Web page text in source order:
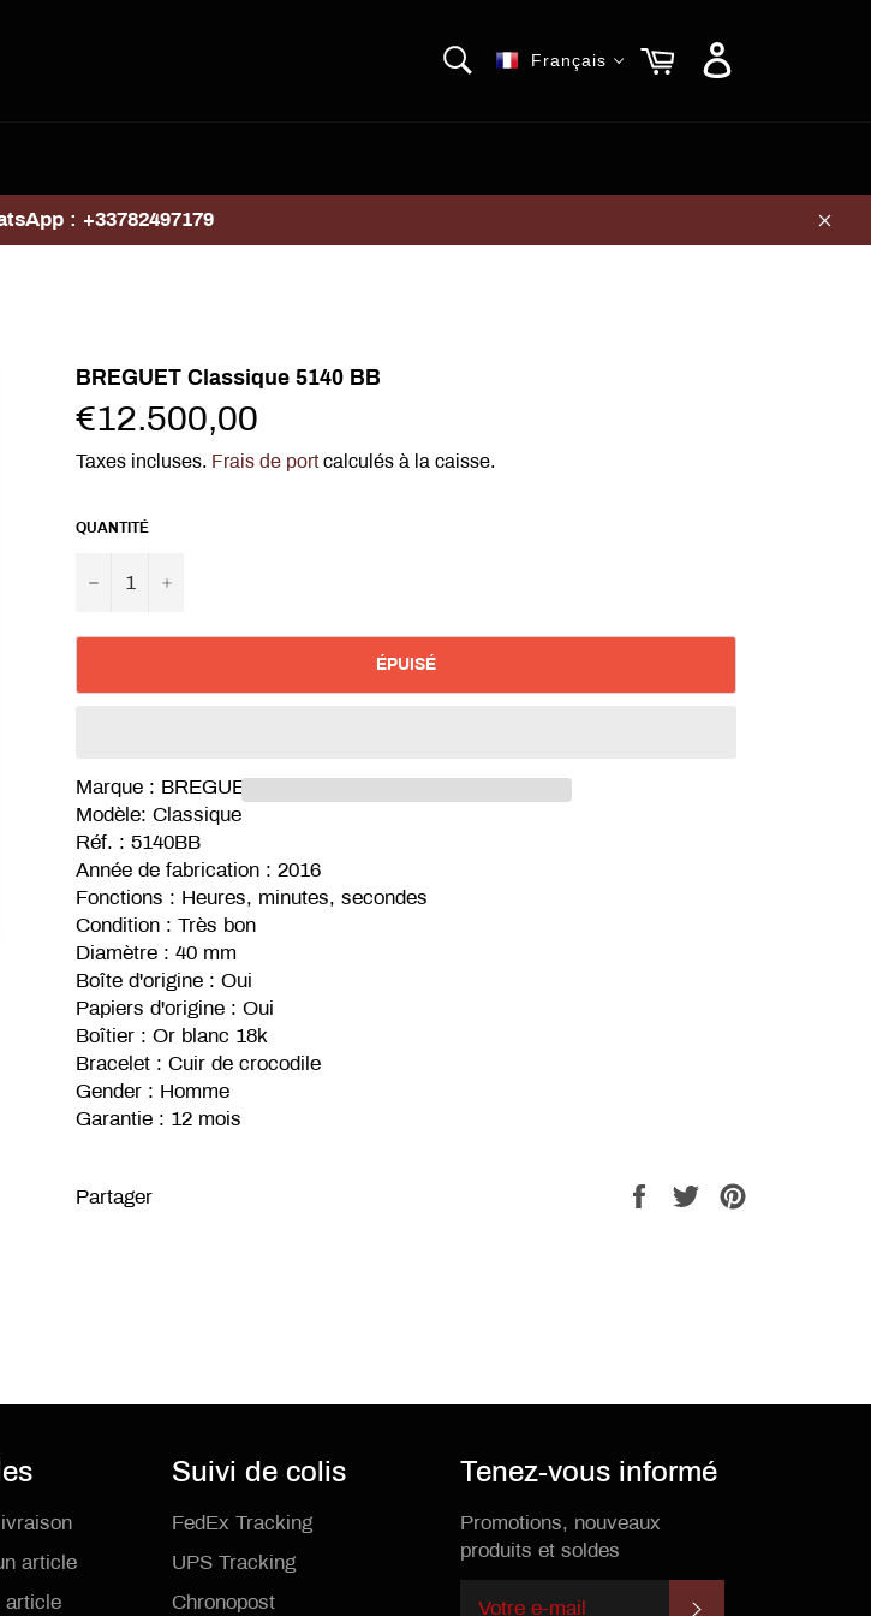
Français Panier
: +33782497179
BREGUET Classique 5140 BB
Prix
régulier
€12.500,00
Taxes incluses. Frais de portcalculés à la caisse.
QUANTITÉ
− +
ÉPUISÉ
Marque : BREGUET
Modèle: Classique
Réf. : 5140BB
Année de fabrication : 2016
Fonctions : Heures, minutes, secondes
Condition : Très bon
Diamètre : 40 mm
Boîte d'origine : Oui
Papiers d'origine : Oui
Boîtier : Or blanc 18k
Bracelet : Cuir de crocodile
Gender : Homme
Garantie : 12 mois
Partager
PartagerTweeter
article
article
Suivi de colis
FedEx Tracking
UPS Tracking
Chronopost
Tenez-vous informé
Promotions, nouveaux
produits et soldes